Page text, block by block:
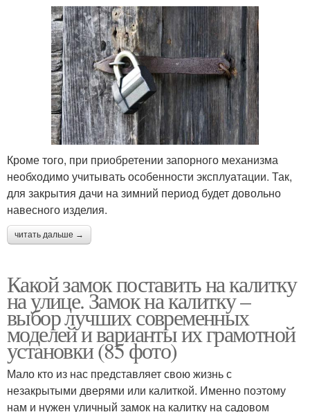
Кроме того, при приобретении запорного механизма
необходимо учитывать особенности эксплуатации. Так,
для закрытия дачи на зимний период будет довольно
навесного изделия.
читать дальше →
Какой замок поставить на калитку
на улице. Замок на калитку –
выбор лучших современных
моделей и варианты их грамотной
установки (85 фото)
Мало кто из нас представляет свою жизнь с
незакрытыми дверями или калиткой. Именно поэтому
нам и нужен уличный замок на калитку на садовом